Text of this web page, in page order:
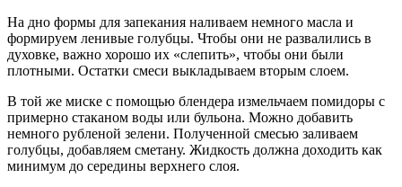
На дно формы для запекания наливаем немного масла и
формируем ленивые голубцы. Чтобы они не развалились в
духовке, важно хорошо их «слепить», чтобы они были
плотными. Остатки смеси выкладываем вторым слоем.
В той же миске с помощью блендера измельчаем помидоры с
примерно стаканом воды или бульона. Можно добавить
немного рубленой зелени. Полученной смесью заливаем
голубцы, добавляем сметану. Жидкость должна доходить как
минимум до середины верхнего слоя.